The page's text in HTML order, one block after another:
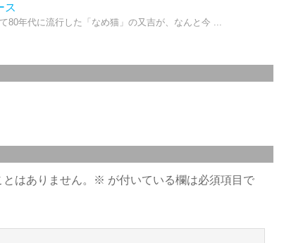
ス
80年代に流行した「なめ猫」の又吉が、なんと今 ...
はありません。 ※ が付いている欄は必須項目で